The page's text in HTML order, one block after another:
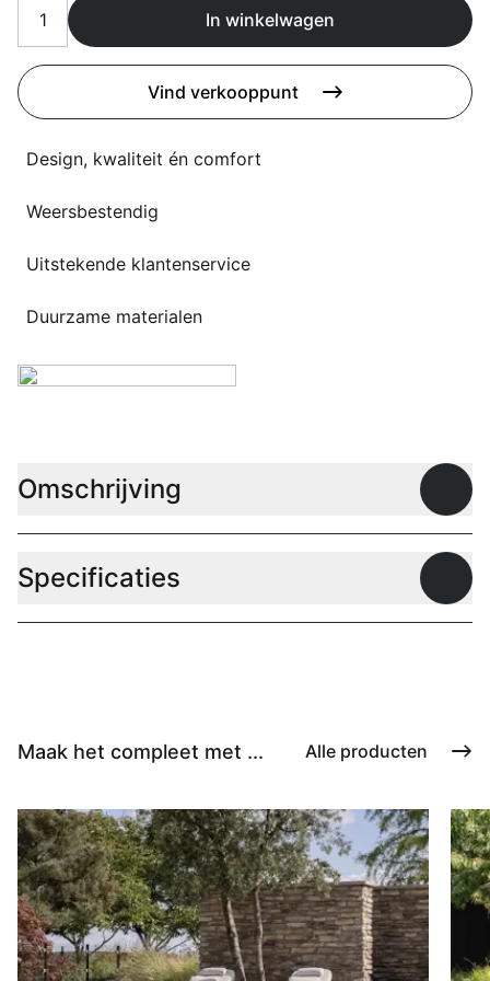
Overig
Deals
Flagship stores
Contact
Support
Nieuws
Events
Werken bij
Over ons
In winkelwagen
Vind verkooppunt
Design, kwaliteit én comfort
Weersbestendig
Uitstekende klantenservice
Duurzame materialen
Omschrijving
Specificaties
Maak het compleet met ... Alle producten